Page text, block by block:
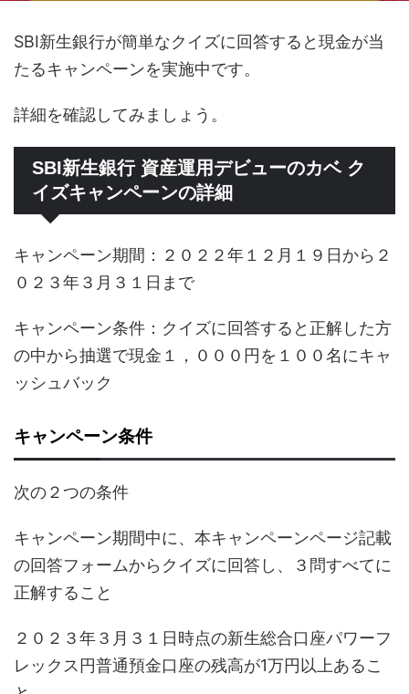
SBI新生銀行が簡単なクイズに回答すると現金が当
たるキャンペーンを実施中です。
詳細を確認してみましょう。
SBI新生銀行 資産運用デビューのカベ ク
イズキャンペーンの詳細
キャンペーン期間：２０２２年１２月１９日から２
０２３年３月３１日まで
キャンペーン条件：クイズに回答すると正解した方
の中から抽選で現金１，０００円を１００名にキャ
ッシュバック
キャンペーン条件
次の２つの条件
キャンペーン期間中に、本キャンペーンページ記載
の回答フォームからクイズに回答し、３問すべてに
正解すること
２０２３年３月３１日時点の新生総合口座パワーフ
レックス円普通預金口座の残高が1万円以上あるこ